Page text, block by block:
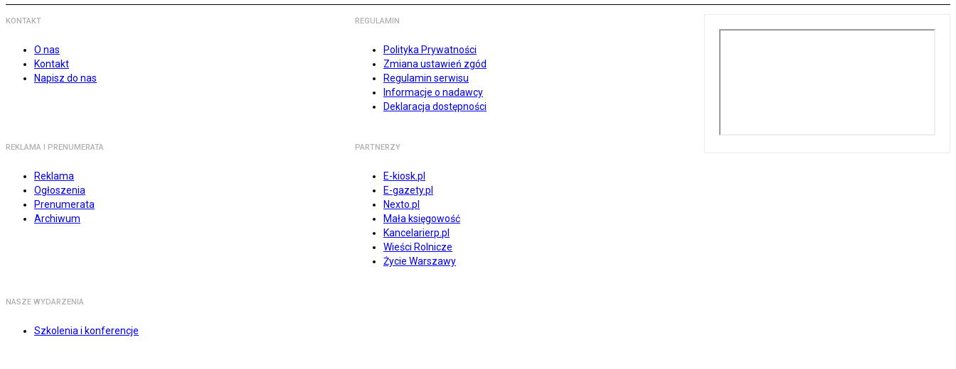
KONTAKT
O nas
Kontakt
Napisz do nas
REGULAMIN
Polityka Prywatności
Zmiana ustawień zgód
Regulamin serwisu
Informacje o nadawcy
Deklaracja dostępności
REKLAMA I PRENUMERATA
Reklama
Ogłoszenia
Prenumerata
Archiwum
PARTNERZY
E-kiosk.pl
E-gazety.pl
Nexto.pl
Mała księgowość
Kancelarierp.pl
Wieści Rolnicze
Życie Warszawy
NASZE WYDARZENIA
Szkolenia i konferencje